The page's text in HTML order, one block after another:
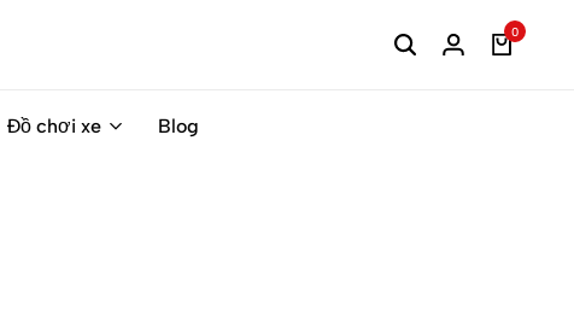
0
Đồ chơi xe Blog